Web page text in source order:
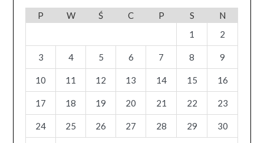
P W Ś C P S
N
1
2
3 4 5 6 7 8 9
10 11 12 13 14 15 16
17 18 19 20 21 22 23
24 25 26 27 28 29 30